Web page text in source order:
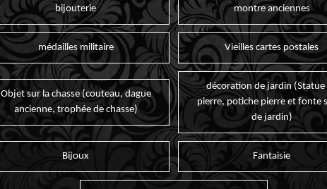
bijouterie montre anciennes
médailles militaire Vieilles cartes postales
Objet sur la chasse (couteau, dague
ancienne, trophée de chasse)
décoration de jardin (Statue
pierre, potiche pierre et fonte
de jardin)
Bijoux Fantaisie